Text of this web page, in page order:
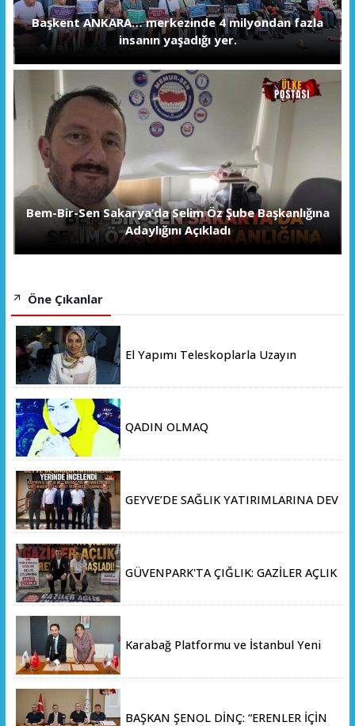
Başkent ANKARA… merkezinde 4 milyondan fazla
insanın yaşadığı yer.
Bem-Bir-Sen Sakarya’da Selim Öz Şube Başkanlığına
Adaylığını Açıkladı
Öne Çıkanlar
El Yapımı Teleskoplarla Uzayın
QADIN OLMAQ
GEYVE’DE SAĞLIK YATIRIMLARINA DEV
KAYHAN ÖZDEMİR VE SAHA HEYETİ
GÜVENPARK'TA ÇIĞLIK: GAZİLER AÇLIK
Karabağ Platformu ve İstanbul Yeni
BAŞKAN ŞENOL DİNÇ: “ERENLER İÇİN